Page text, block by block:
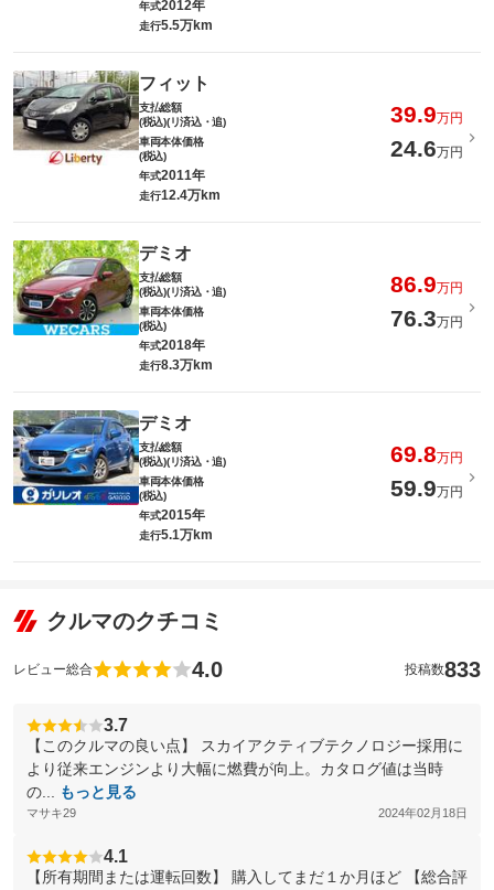
年式2012年
走行5.5万km
フィット
支払総額
(税込)(リ済込・追)
39.9万円
車両本体価格
(税込)
24.6万円
年式2011年
走行12.4万km
デミオ
支払総額
(税込)(リ済込・追)
86.9万円
車両本体価格
(税込)
76.3万円
年式2018年
走行8.3万km
デミオ
支払総額
(税込)(リ済込・追)
69.8万円
車両本体価格
(税込)
59.9万円
年式2015年
走行5.1万km
クルマのクチコミ
レビュー総合 4.0 投稿数833
3.7
【このクルマの良い点】 スカイアクティブテクノロジー採用に
より従来エンジンより大幅に燃費が向上。カタログ値は当時
の...
もっと見る
マサキ29 2024年02月18日
4.1
【所有期間または運転回数】 購入してまだ１か月ほど 【総合評